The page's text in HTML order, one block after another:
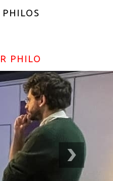
PHILO